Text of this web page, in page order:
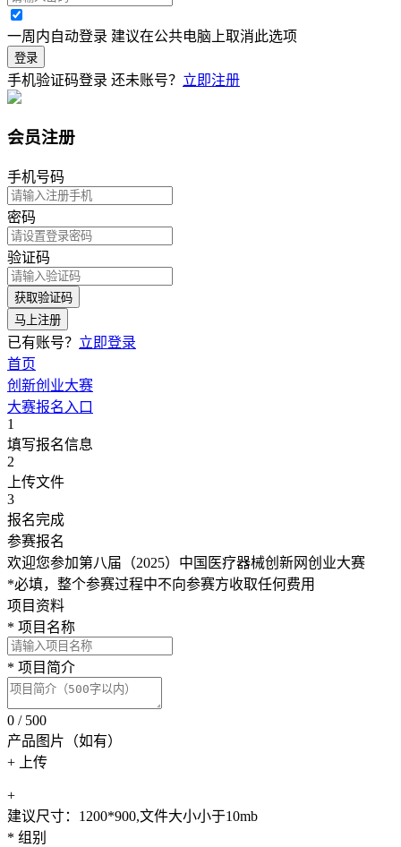
一周内自动登录 建议在公共电脑上取消此选项
登录
手机验证码登录 还未账号？ 立即注册
会员注册
手机号码
密码
验证码
获取验证码
马上注册
已有账号？ 立即登录
首页
创新创业大赛
大赛报名入口
1
填写报名信息
2
上传文件
3
报名完成
参赛报名
欢迎您参加第八届（2025）中国医疗器械创新网创业大赛
*必填，整个参赛过程中不向参赛方收取任何费用
项目资料
* 项目名称
* 项目简介
0 / 500
产品图片（如有）
+
上传
+
建议尺寸：1200*900,文件大小小于10mb
* 组别